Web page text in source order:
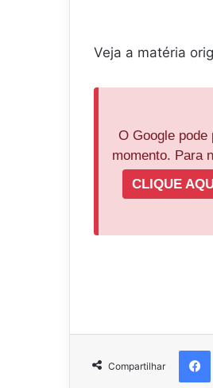
Veja a matéria
O Google
momento. Para
CLIQUE
Compartilhar